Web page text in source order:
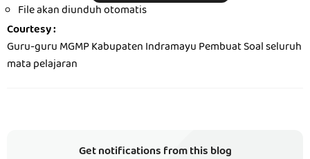
File akan diunduh otomatis
Courtesy :
Guru-guru MGMP Kabupaten Indramayu Pembuat Soal seluruh
mata pelajaran
Get notifications from this blog